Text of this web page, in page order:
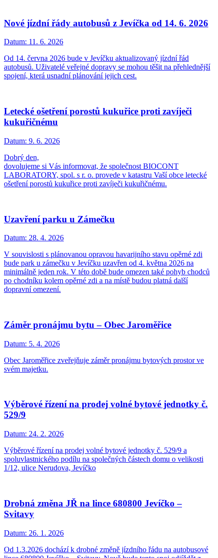
Nové jízdní řády autobusů z Jevíčka od 14. 6. 2026
Datum: 11. 6. 2026
Od 14. června 2026 bude v Jevíčku aktualizovaný jízdní řád
autobusů. Uživatelé veřejné dopravy se mohou těšit na přehlednější
spojení, která usnadní plánování jejich cest.
Letecké ošetření porostů kukuřice proti zavíječi
kukuřičnému
Datum: 9. 6. 2026
Dobrý den,
dovolujeme si Vás informovat, že společnost BIOCONT
LABORATORY, spol. s r. o. provede v katastru Vaší obce letecké
ošetření porostů kukuřice proti zavíječi kukuřičnému.
Uzavření parku u Zámečku
Datum: 28. 4. 2026
V souvislosti s plánovanou opravou havarijního stavu opěrné zdi
bude park u zámečku v Jevíčku uzavřen od 4. května 2026 na
minimálně jeden rok. V této době bude omezen také pohyb chodců
po chodníku kolem opěrné zdi a na místě budou platná další
dopravní omezení.
Záměr pronájmu bytu – Obec Jaroměřice
Datum: 5. 4. 2026
Obec Jaroměřice zveřejňuje záměr pronájmu bytových prostor ve
svém majetku.
Výběrové řízení na prodej volné bytové jednotky č.
529/9
Datum: 24. 2. 2026
Výběrové řízení na prodej volné bytové jednotky č. 529/9 a
spoluvlastnického podílu na společných částech domu o velikosti
1/12, ulice Nerudova, Jevíčko
Drobná změna JŘ na lince 680800 Jevíčko –
Svitavy
Datum: 26. 1. 2026
Od 1.3.2026 dochází k drobné změně jízdního řádu na autobusové